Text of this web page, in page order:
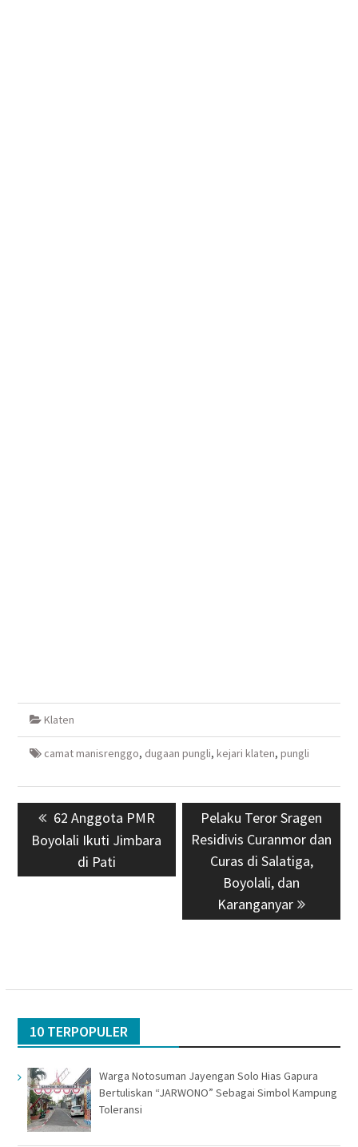
Klaten
camat manisrenggo, dugaan pungli, kejari klaten, pungli
Navigasi
pos
Previous
post:
62 Anggota PMR
Boyolali Ikuti Jimbara
di Pati
Next
post:
Pelaku Teror Sragen
Residivis Curanmor dan
Curas di Salatiga,
Boyolali, dan
Karanganyar
10 TERPOPULER
Warga Notosuman Jayengan Solo Hias Gapura
Bertuliskan “JARWONO” Sebagai Simbol Kampung
Toleransi